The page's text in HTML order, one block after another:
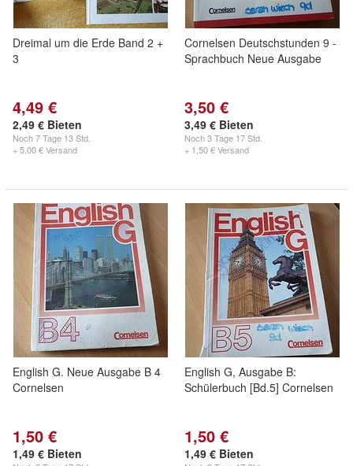
Dreimal um die Erde Band 2 +
3
4,49 €
2,49 € Bieten
Noch7 Tage 13 Std.
+ 5,00 € Versand
Cornelsen Deutschstunden 9 -
Sprachbuch Neue Ausgabe
3,50 €
3,49 € Bieten
Noch3 Tage 17 Std.
+ 1,50 € Versand
English G. Neue Ausgabe B 4
Cornelsen
1,50 €
1,49 € Bieten
English G, Ausgabe B:
Schülerbuch [Bd.5] Cornelsen
1,50 €
1,49 € Bieten